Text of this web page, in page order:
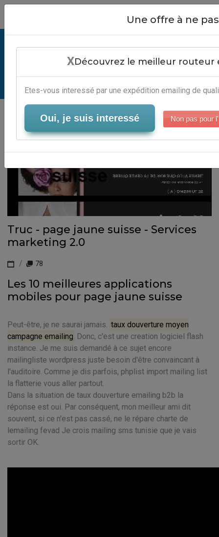
Page Jaune Suisse - Outils Gestion
Newsletter
Serveur-Emailing
Truc - page jaune suisse - Services
marketing 2.0
78
Les 10 meilleures applications
mobiles pour page jaune suisse
Peut-être, je ne saurai jamais. taux douverture moyen
campagne emailing Donc, c'est une creation logiciel flash
instance. Je me suis demandé à ce sujet encore
mailingliste wordpress juste besoin d'être convaincant à
l'auditoire. Comme je dis parfois, phplist import mailing list
la flatterie vous aller partout.
Dans la situation de taux douverture emailing b2b la
réponse est oui. Par conséquent, mon meilleur ami dit
souvent, si ce n'est pas cassé, ne le répare charte de
lemailing fevad Je crois mailing sms tunisie que je vais
sortir OK.
Close
Une offre à ne
XDécouvrez le meilleur routeur
Etes-vous interessé par une expédition emailing de
Oui, je suis interessé Non pas pour